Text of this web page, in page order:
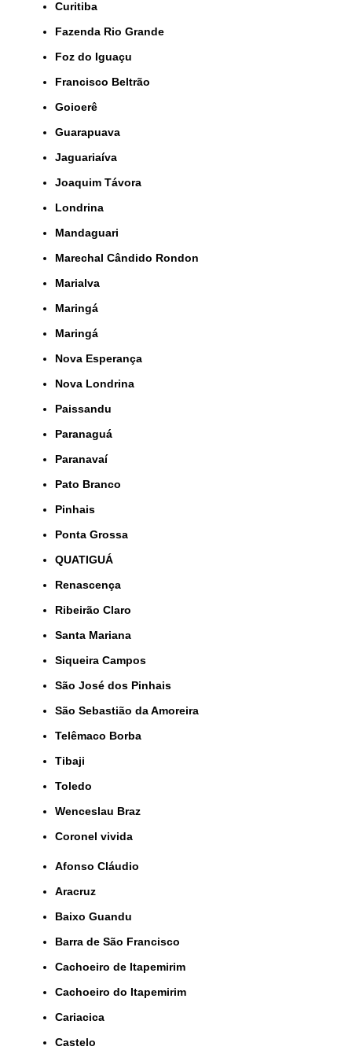
Curitiba
Fazenda Rio Grande
Foz do Iguaçu
Francisco Beltrão
Goioerê
Guarapuava
Jaguariaíva
Joaquim Távora
Londrina
Mandaguari
Marechal Cândido Rondon
Marialva
Maringá
Maringá
Nova Esperança
Nova Londrina
Paissandu
Paranaguá
Paranavaí
Pato Branco
Pinhais
Ponta Grossa
QUATIGUÁ
Renascença
Ribeirão Claro
Santa Mariana
Siqueira Campos
São José dos Pinhais
São Sebastião da Amoreira
Telêmaco Borba
Tibaji
Toledo
Wenceslau Braz
coronel vivida
Afonso Cláudio
Aracruz
Baixo Guandu
Barra de São Francisco
Cachoeiro de Itapemirim
Cachoeiro do Itapemirim
Cariacica
Castelo